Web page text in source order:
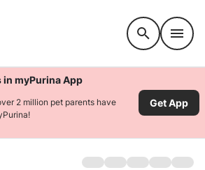
in myPurina App
2 million pet parents have
Get App